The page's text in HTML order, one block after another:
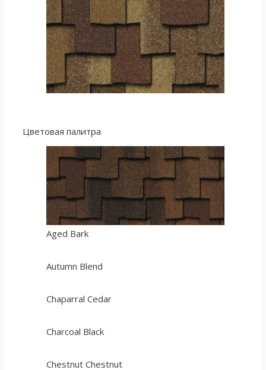
Цветовая палитра
Aged Bark
Autumn Blend
Chaparral Cedar
Charcoal Black
Chestnut Chestnut